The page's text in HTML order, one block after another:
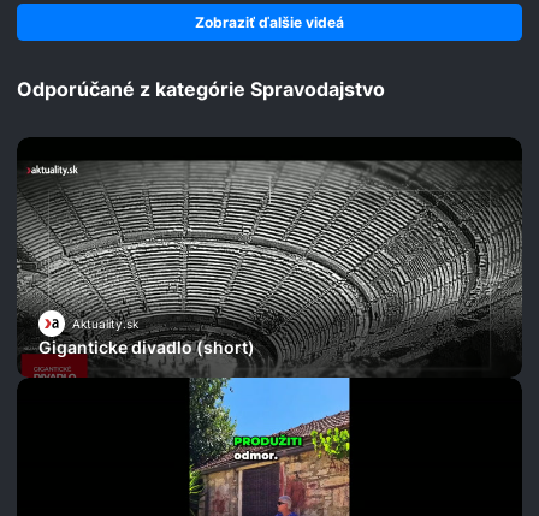
Zobraziť ďalšie videá
Odporúčané z kategórie Spravodajstvo
Aktuality.sk
Giganticke divadlo (short)